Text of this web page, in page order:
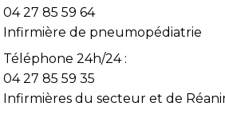
04 27 85 59 64
Infirmière de pneumopédiatrie
Téléphone 24h/24 :
04 27 85 59 35
Infirmières du secteur et de